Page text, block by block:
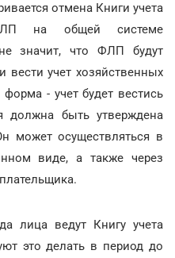
отмена Книги учета
на общей системе
значит, что ФЛП будут
вести учет хозяйственных
- учет будет вестись
должна быть утверждена
может осуществляться в
виде, а также через
лица ведут Книгу учета
это делать в период до